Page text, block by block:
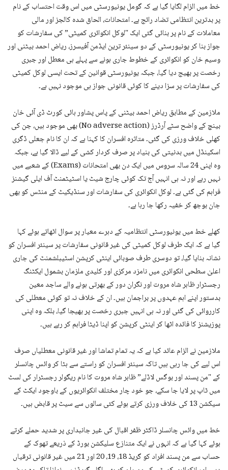
خط میں الزام لگایا گیا ہے کہ گومل یونیورسٹی میں اس وقت احتساب کے نام
پر بدترین انتظامی تضاد رائج ہے۔ امتحانات، الحاق شدہ کالجز اور مالی
معاملات کے نام پر بنائی گئی ایک "لوکل انکوائری کمیٹی” کی سفارشات کو
جواز بنا کر یونیورسٹی کے دو سینئر ترین ایڈمن آفیسرز، ریاض احمد بیٹنی اور
وسیم خان کو انکوائری کے خطوط جاری ہونے سے پہلے ہی معطل اور جبری
رخصت پر بھیج دیا گیا، جبکہ یونیورسٹی قوانین کے تحت ایسی لوکل کمیٹی
کی سفارشات پر سزا دینے کا کوئی قانونی جواز ہی موجود نہیں ہے۔
ملازمین کے مطابق ریاض احمد بیٹنی کے پاس پشاور ہائی کورٹ ڈی آئی خان
بینچ کے واضح سٹے آرڈرز (No adverse action) بھی موجود ہیں، جن کی
کھلی خلاف ورزی کی گئی۔ متاثرہ افسران کا کہنا ہے کہ ان کا نام جعلی ڈگری
اسکینڈل میں بدنیتی کی بنیاد پر صرف کردار کشی کے لیے ڈالا گیا ہے، جبکہ
وہ اپنی 24 سالہ سروس میں ایک دن بھی امتحانات (Exams) کے شعبے میں
نہیں رہے اور نہ ہی انہیں آج تک کوئی چارج شیٹ یا اسٹیٹمنٹ آف ایلی گیشنز
فراہم کی گئی ہے۔ لوکل انکوائری کی سفارشات اور سنڈیکیٹ کے منٹس کو بھی
جان بوجھ کر خفیہ رکھا جا رہا ہے۔
کھلے خط میں یونیورسٹی انتظامیہ کے دہرے معیار پر سوال اٹھاتے ہوئے کہا
گیا ہے کہ ایک طرف لوکل کمیٹی کی غیر قانونی سفارشات پر سینئر افسران کو
نشانہ بنایا گیا، تو دوسری طرف صوبائی اینٹی کرپشن اسٹیبلشمنٹ کی جاری
اعلیٰ سطحی انکوائری میں نامزد مرکزی اور کلیدی ملزمان بشمول ایکٹنگ
رجسٹرار ظاہر شاہ مروت اور نگران دور کے بھرتی ہونے والے ساجد معین
بدستور اپنے اہم عہدوں پر براجمان ہیں۔ ان کے خلاف نہ تو کوئی معطلی کی
کارروائی کی گئی اور نہ ہی انہیں جبری رخصت پر بھیجا گیا، بلکہ وہ اپنی
پوزیشنز کا فائدہ اٹھا کر اینٹی کرپشن کو اپنا ڈیٹا فراہم کر رہے ہیں۔
ملازمین نے الزام عائد کیا ہے کہ یہ تمام تماشا اور غیر قانونی معطلیاں صرف
اس لیے کی جا رہی ہیں تاکہ سینئر افسران کو راستے سے ہٹا کر وائس چانسلر
کے "من پسند اور بوگس لاڈلے” ظاہر شاہ مروت کا نام ریگولر رجسٹرار کی لسٹ
میں ٹاپ پر لایا جا سکے، جو خود چار مختلف انکوائریوں کے باوجود ایکٹ کے
سیکشن 13 کی خلاف ورزی کرتے ہوئے کئی سالوں سے سیٹ پر قابض ہیں۔
خط میں وائس چانسلر ڈاکٹر ظفر اقبال کی غیر جانبداری پر شدید حملے کرتے
ہوئے کہا گیا ہے کہ انہوں نے ایک متنازع سلیکشن بورڈ کے ذریعے تھوک کے
حساب سے من پسند افراد کو گریڈ 18، 19، 20 اور 21 میں غیر قانونی ترقیاں